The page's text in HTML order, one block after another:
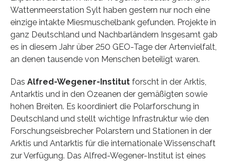
Wattenmeerstation Sylt haben gestern nur noch eine
einzige intakte Miesmuschelbank gefunden. Projekte in
ganz Deutschland und Nachbarländern Insgesamt gab
es in diesem Jahr über 250 GEO-Tage der Artenvielfalt,
an denen tausende von Menschen beteiligt waren.
Das Alfred-Wegener-Institut forscht in der Arktis,
Antarktis und in den Ozeanen der gemäßigten sowie
hohen Breiten. Es koordiniert die Polarforschung in
Deutschland und stellt wichtige Infrastruktur wie den
Forschungseisbrecher Polarstern und Stationen in der
Arktis und Antarktis für die internationale Wissenschaft
zur Verfügung. Das Alfred-Wegener-Institut ist eines